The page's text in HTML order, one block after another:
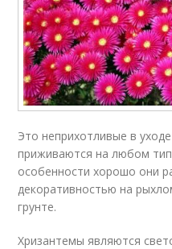
Это неприхотливые в
приживаются на любом
особенности хорошо они
декоративностью на
грунте.
Хризантемы являются